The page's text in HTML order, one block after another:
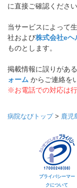
に直接ご確認ください
当サービスによって
社および株式会社eヘ
ものとします。
掲載情報に誤りがあ
ォーム からご連絡を
※お電話での対応は
病院なびトップ> 鹿児
プライバシーマー
クについて